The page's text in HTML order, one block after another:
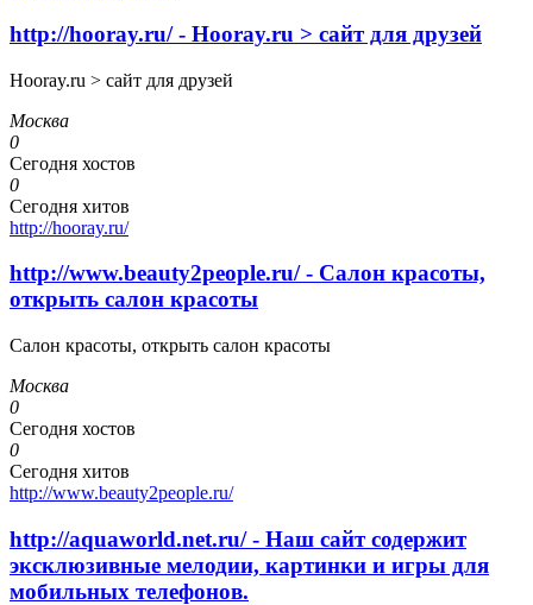
http://hooray.ru/ - Hooray.ru > сайт для друзей
Hooray.ru > сайт для друзей
Москва
0
Сегодня хостов
0
Сегодня хитов
http://hooray.ru/
http://www.beauty2people.ru/ - Салон красоты,
открыть салон красоты
Салон красоты, открыть салон красоты
Москва
0
Сегодня хостов
0
Сегодня хитов
http://www.beauty2people.ru/
http://aquaworld.net.ru/ - Наш сайт содержит
эксклюзивные мелодии, картинки и игры для
мобильных телефонов.